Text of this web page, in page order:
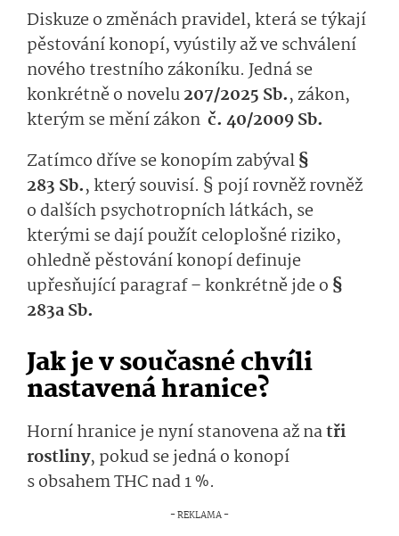
Diskuze o změnách pravidel, která se týkají
pěstování konopí, vyústily až ve schválení
nového trestního zákoníku. Jedná se
konkrétně o novelu207/2025 Sb., zákon,
kterým se mění zákon č. 40/2009 Sb.
Zatímco dříve se konopím zabýval§
283 Sb., který souvisí. § pojí rovněž rovněž
o dalších psychotropních látkách, se
kterými se dají použít celoplošné riziko,
ohledně pěstování konopí definuje
upřesňující paragraf – konkrétně jde o §
283a Sb.
Jak je v současné chvíli
nastavená hranice?
Horní hranice je nyní stanovena až natři
rostliny, pokud se jedná o konopí
s obsahem THC nad 1 %.